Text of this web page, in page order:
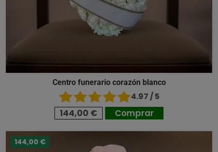
Centro funerario corazón blanco
4.97 / 5
144,00 € Comprar
144,00 €